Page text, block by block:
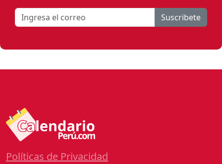
Suscribete
Políticas de Privacidad